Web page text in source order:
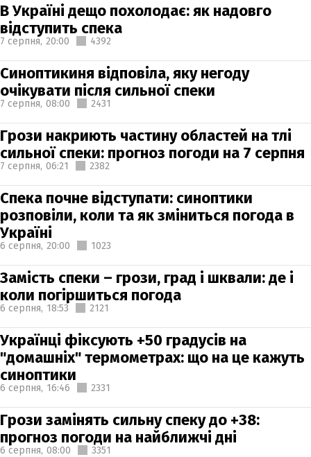
В Україні дещо похолодає: як надовго
відступить спека
7 серпня, 20:00 4392
Синоптикиня відповіла, яку негоду
очікувати після сильної спеки
7 серпня, 08:00 2431
Грози накриють частину областей на тлі
сильної спеки: прогноз погоди на 7 серпня
7 серпня, 06:21 2382
Спека почне відступати: синоптики
розповіли, коли та як зміниться погода в
Україні
6 серпня, 20:00 1023
Замість спеки – грози, град і шквали: де і
коли погіршиться погода
6 серпня, 18:53 2121
Українці фіксують +50 градусів на
"домашніх" термометрах: що на це кажуть
синоптики
6 серпня, 16:46 2331
Грози замінять сильну спеку до +38:
прогноз погоди на найближчі дні
6 серпня, 08:00 3351